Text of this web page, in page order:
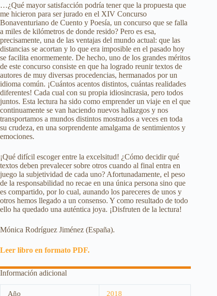
…¿Qué mayor satisfacción podría tener que la propuesta que
me hicieron para ser jurado en el XIV Concurso
Bonaventuriano de Cuento y Poesía, un concurso que se falla
a miles de kilómetros de donde resido? Pero es esa,
precisamente, una de las ventajas del mundo actual: que las
distancias se acortan y lo que era imposible en el pasado hoy
se facilita enormemente. De hecho, uno de los grandes méritos
de este concurso consiste en que ha logrado reunir textos de
autores de muy diversas procedencias, hermanados por un
idioma común. ¡Cuántos acentos distintos, cuántas realidades
diferentes! Cada cual con su propia idiosincrasia, pero todos
juntos. Esta lectura ha sido como emprender un viaje en el que
continuamente se van haciendo nuevos hallazgos y nos
transportamos a mundos distintos mostrados a veces en toda
su crudeza, en una sorprendente amalgama de sentimientos y
emociones.
¡Qué difícil escoger entre la excelsitud! ¿Cómo decidir qué
textos deben prevalecer sobre otros cuando al final entra en
juego la subjetividad de cada uno? Afortunadamente, el peso
de la responsabilidad no recae en una única persona sino que
es compartido, por lo cual, aunando los pareceres de unos y
otros hemos llegado a un consenso. Y como resultado de todo
ello ha quedado una auténtica joya. ¡Disfruten de la lectura!
Mónica Rodríguez Jiménez (España).
Leer libro en formato PDF.
Información adicional
Año 2018